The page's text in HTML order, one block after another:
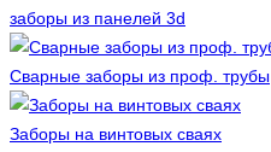
заборы из панелей 3d
Сварные заборы из проф. трубы
Заборы на винтовых сваях